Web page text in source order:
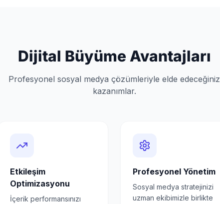
Dijital Büyüme Avantajları
Profesyonel sosyal medya çözümleriyle elde edeceğiniz
kazanımlar.
Etkileşim
Optimizasyonu
İçerik performansınızı
Profesyonel Yönetim
Sosyal medya stratejinizi
uzman ekibimizle birlikte